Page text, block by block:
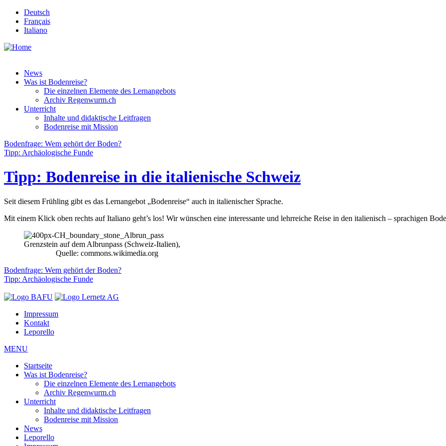
Deutsch
Français
Italiano
News
Was ist Bodenreise?
Die einzelnen Elemente des Lernangebots
Archiv Regenwurm.ch
Unterricht
Inhalte und didaktische Leitfragen
Bodenreise mit Mission
Bodenfrage: Wem gehört der Boden?
Tipp: Archäologische Funde
Tipp: Bodenreise in die italienische Schweiz
Seit diesem Frühling gibt es das Lernangebot „Bodenreise“ auch in italienischer Sprache.
Mit einem Klick oben rechts auf Italiano geht’s los! Wir wünschen eine interessante und lehrreiche Reise in den italienisch – sprachigen
Grenzstein auf dem Albrunpass (Schweiz-Italien),
Quelle: commons.wikimedia.org
Bodenfrage: Wem gehört der Boden?
Tipp: Archäologische Funde
Impressum
Kontakt
Leporello
MENU
Startseite
Was ist Bodenreise?
Die einzelnen Elemente des Lernangebots
Archiv Regenwurm.ch
Unterricht
Inhalte und didaktische Leitfragen
Bodenreise mit Mission
News
Leporello